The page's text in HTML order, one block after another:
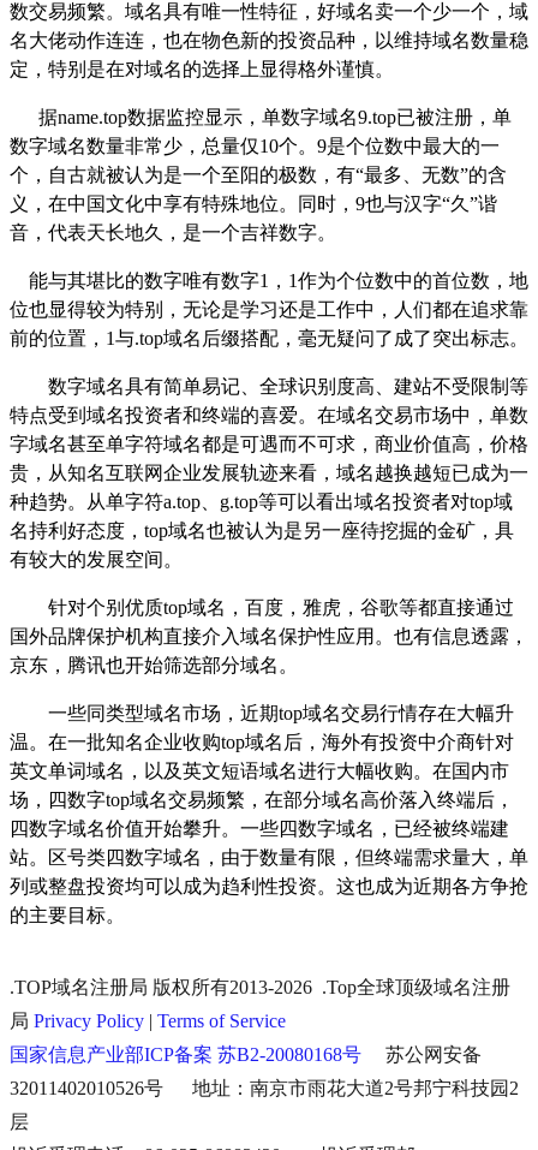
数交易频繁。域名具有唯一性特征，好域名卖一个少一个，域
名大佬动作连连，也在物色新的投资品种，以维持域名数量稳
定，特别是在对域名的选择上显得格外谨慎。
据name.top数据监控显示，单数字域名9.top已被注册，单
数字域名数量非常少，总量仅10个。 9是个位数中最大的一
个，自古就被认为是一个至阳的极数，有“最多、无数”的含
义，在中国文化中享有特殊地位。同时， 9也与汉字“久”谐
音，代表天长地久，是一个吉祥数字。
能与其堪比的数字唯有数字1 ， 1作为个位数中的首位数，地
位也显得较为特别，无论是学习还是工作中，人们都在追求靠
前的位置， 1与.top域名后缀搭配，毫无疑问了成了突出标志。
数字域名具有简单易记、全球识别度高、建站不受限制等
特点受到域名投资者和终端的喜爱。在域名交易市场中，单数
字域名甚至单字符域名都是可遇而不可求，商业价值高，价格
贵，从知名互联网企业发展轨迹来看，域名越换越短已成为一
种趋势。从单字符a.top、 g.top等可以看出域名投资者对top域
名持利好态度， top域名也被认为是另一座待挖掘的金矿，具
有较大的发展空间。
针对个别优质top域名，百度，雅虎，谷歌等都直接通过
国外品牌保护机构直接介入域名保护性应用。也有信息透露，
京东，腾讯也开始筛选部分域名。
一些同类型域名市场，近期top域名交易行情存在大幅升
温。在一批知名企业收购top域名后，海外有投资中介商针对
英文单词域名，以及英文短语域名进行大幅收购。在国内市
场，四数字top域名交易频繁，在部分域名高价落入终端后，
四数字域名价值开始攀升。一些四数字域名，已经被终端建
站。区号类四数字域名，由于数量有限，但终端需求量大，单
列或整盘投资均可以成为趋利性投资。这也成为近期各方争抢
的主要目标。
.TOP域名注册局 版权所有2013-2026 .Top全球顶级域名注册
局 Privacy Policy | Terms of Service
国家信息产业部ICP备案 苏B2-20080168号 苏公网安备
32011402010526号 地址：南京市雨花大道2号邦宁科技园2
层